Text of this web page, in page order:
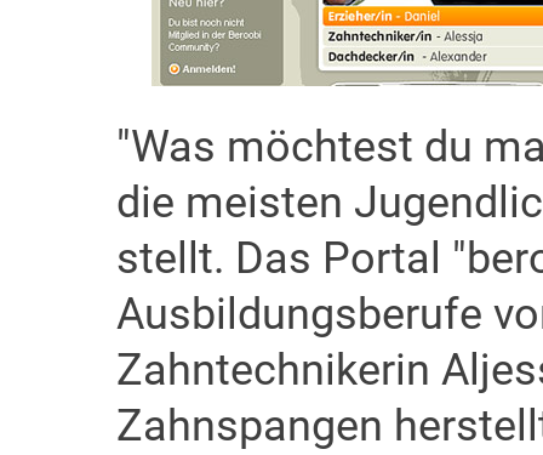
"Was möchtest du
die meisten
stellt. Das Portal
Ausbildungsberufe
Zahntechnikerin
Zahnspangen